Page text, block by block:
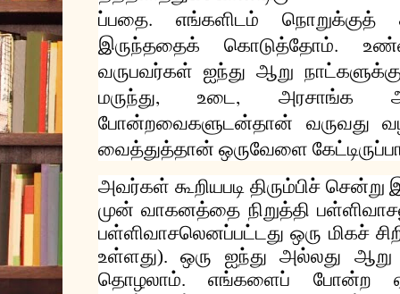
ப்பதை. எங்களிடம் நொறுக்குத்
இருந்ததைக்
கொடுத்தோம்.
வருபவர்கள் ஐந்து ஆறு
மருந்து,உடை, அரசாங்க
போன்றவைகளுடன்தான்
வருவது
வைத்துத்தான் ஒருவேளை
அவர்கள் கூறியபடி திரும்பிச் சென்று
முன் வாகனத்தை நிறுத்தி
பள்ளிவாசலெனப்பட்டது ஒரு மிகச்
உள்ளது).ஒரு ஐந்து அல்லது
ஆறு
தொழலாம்.எங்களைப் போன்ற